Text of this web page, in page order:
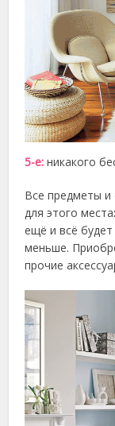
5-е: никакого
Все предметы и
для этого
ещё и всё
меньше.
прочие